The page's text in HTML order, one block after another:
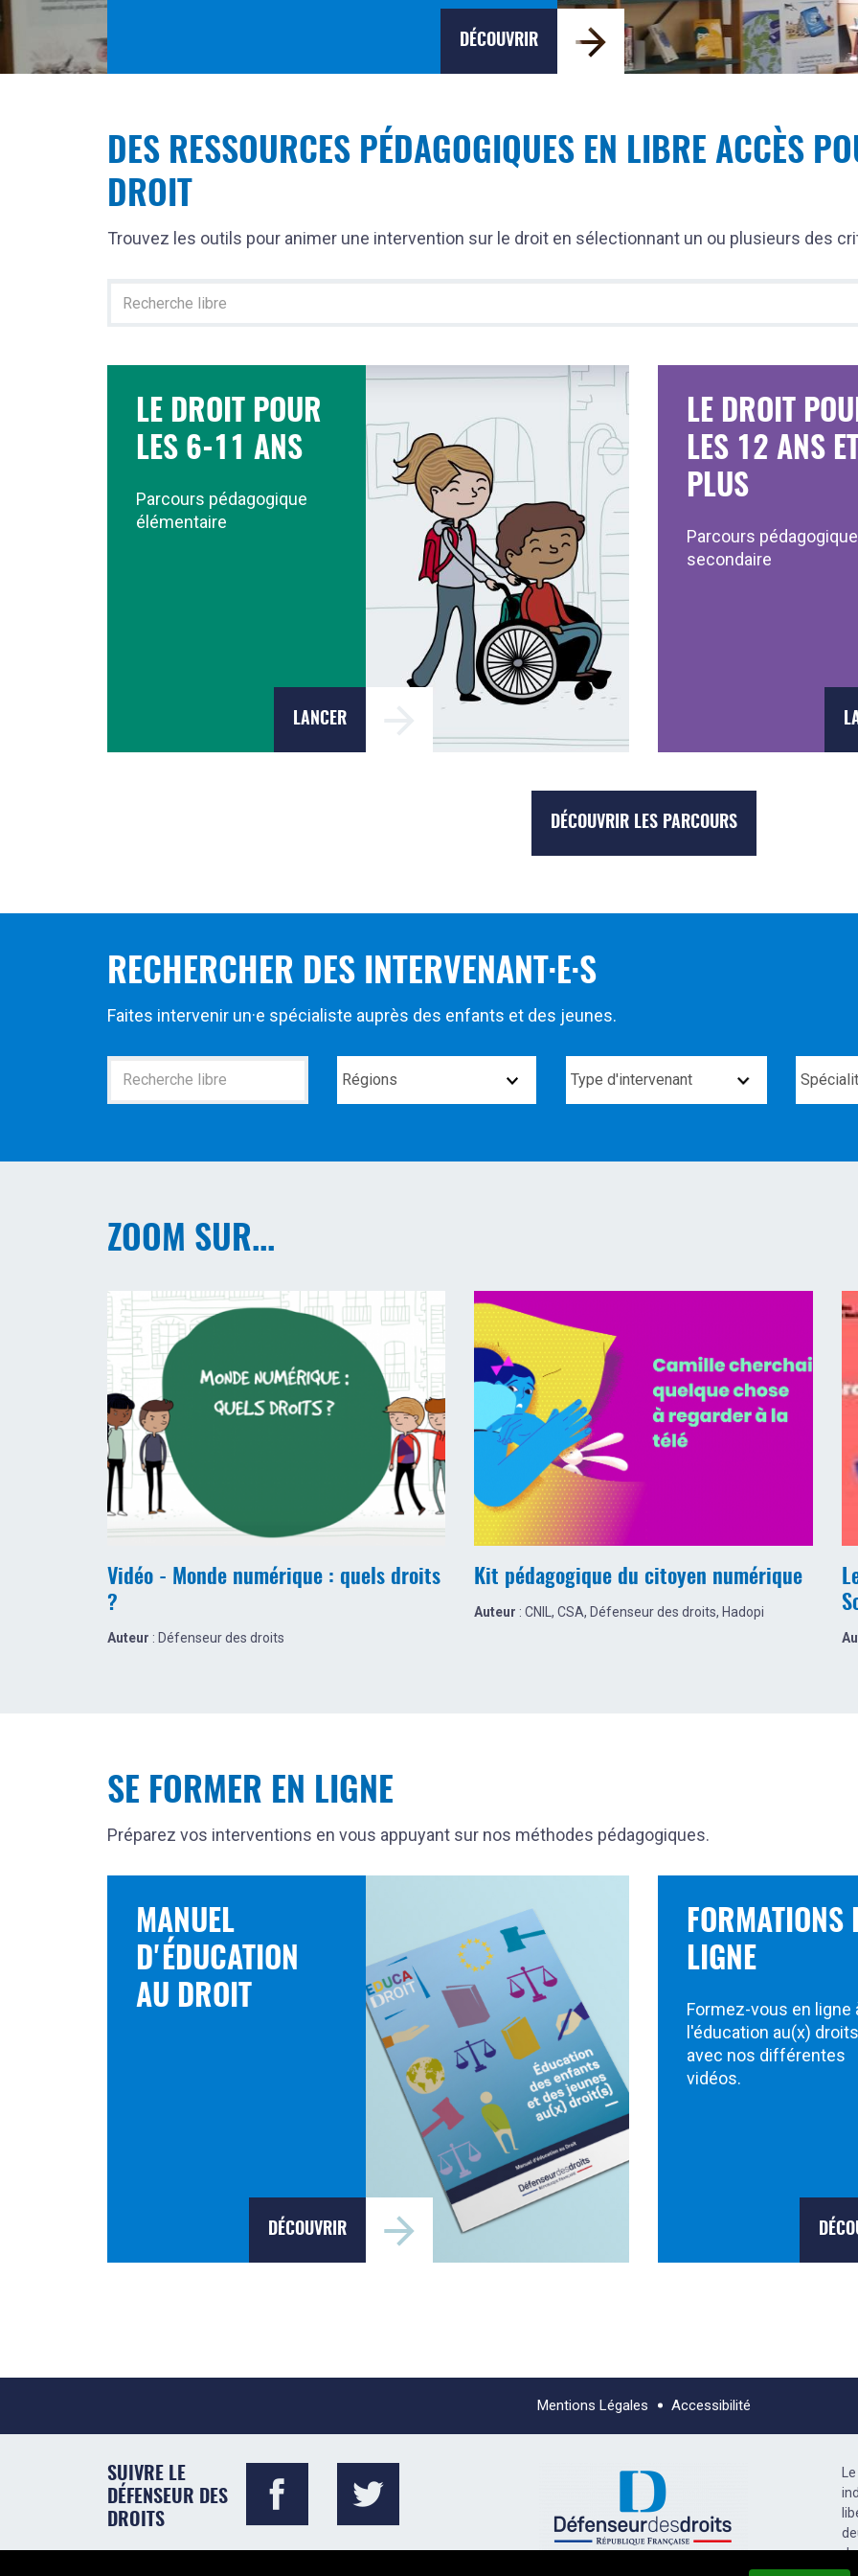
DÉCOUVRIR
DES RESSOURCES PÉDAGOGIQUES EN LIBRE ACCÈS
DROIT
Trouvez les outils pour animer une intervention sur le droit en sélectionnant un ou plusieurs des
texte
LE DROIT POUR
LES 6-11 ANS
Parcours pédagogique
élémentaire
LANCER
LE DROIT
LES 12 ANS
PLUS
Parcours pédagogique
secondaire
DÉCOUVRIR LES PARCOURS
RECHERCHER DES INTERVENANT·E·S
Faites intervenir un·e spécialiste auprès des enfants et des jeunes.
d'intervenant
ZOOM SUR...
Vidéo - Monde numérique : quels droits
?
Auteur : Défenseur des droits
Kit pédagogique du citoyen numérique
Auteur : CNIL, CSA, Défenseur des droits, Hadopi
SE FORMER EN LIGNE
Préparez vos interventions en vous appuyant sur nos méthodes pédagogiques.
MANUEL
D'ÉDUCATION
AU DROIT
DÉCOUVRIR
FORMATIONS
LIGNE
Formez-vous en ligne
l'éducation au(x)
avec nos différentes
vidéos.
Mentions Légales Accessibilité
SUIVRE LE
DÉFENSEUR DES
DROITS